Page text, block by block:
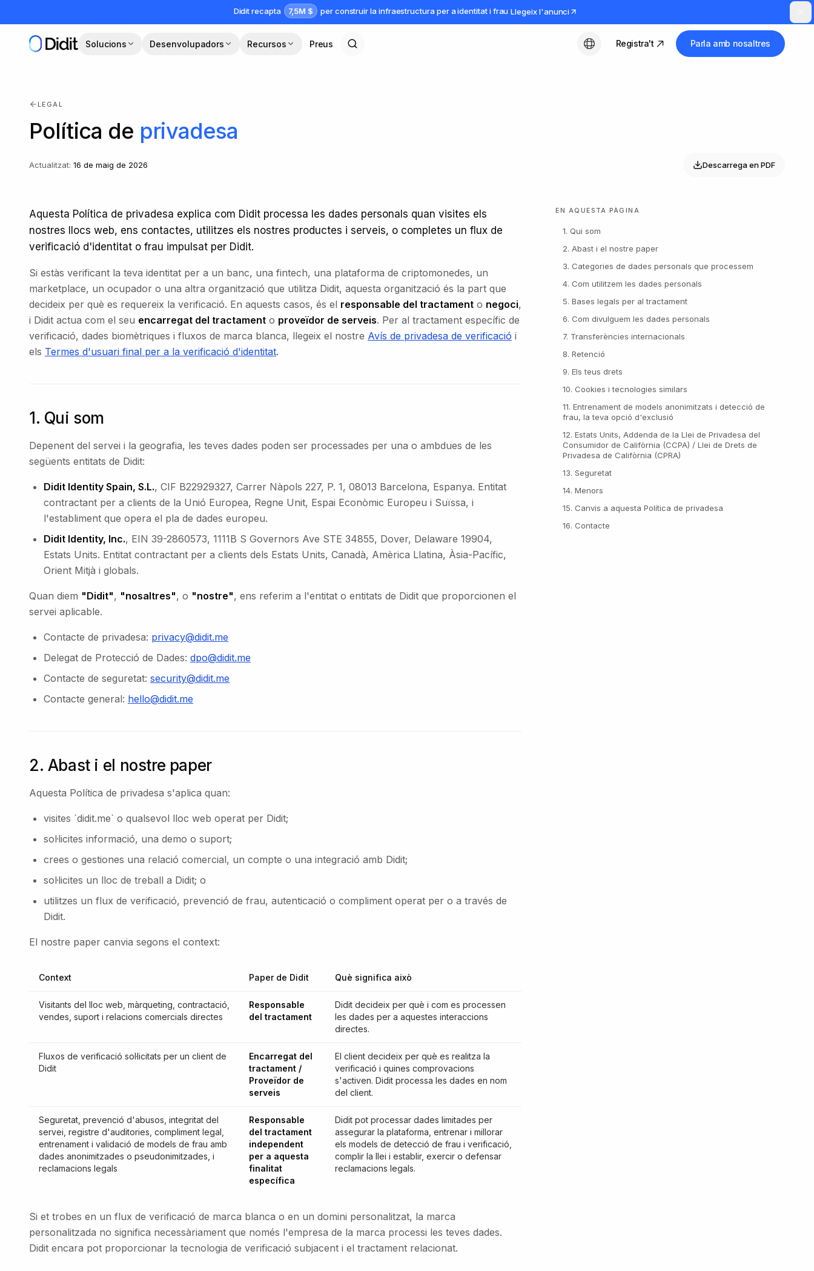
Didit recapta 7,5M $ per construir la infraestructura per a identitat i frau Llegeix l'anunci
Solucions Desenvolupadors Recursos Preus
Català
Registra't Parla amb nosaltres
LEGAL
Política de privadesa
Actualitzat: 16 de maig de 2026 Descarrega en PDF
Aquesta Política de privadesa explica com Didit processa les dades personals quan visites els
nostres llocs web, ens contactes, utilitzes els nostres productes i serveis, o completes un flux de
verificació d'identitat o frau impulsat per Didit.
Si estàs verificant la teva identitat per a un banc, una fintech, una plataforma de criptomonedes, un
marketplace, un ocupador o una altra organització que utilitza Didit, aquesta organització és la part que
decideix per què es requereix la verificació. En aquests casos, és el responsable del tractament o negoci,
i Didit actua com el seu encarregat del tractament o proveïdor de serveis. Per al tractament específic de
verificació, dades biomètriques i fluxos de marca blanca, llegeix el nostre Avís de privadesa de verificació i
els Termes d'usuari final per a la verificació d'identitat.
1. Qui som
Depenent del servei i la geografia, les teves dades poden ser processades per una o ambdues de les
següents entitats de Didit:
Didit Identity Spain, S.L., CIF B22929327, Carrer Nàpols 227, P. 1, 08013 Barcelona, Espanya. Entitat
contractant per a clients de la Unió Europea, Regne Unit, Espai Econòmic Europeu i Suïssa, i
l'establiment que opera el pla de dades europeu.
Didit Identity, Inc., EIN 39-2860573, 1111B S Governors Ave STE 34855, Dover, Delaware 19904,
Estats Units. Entitat contractant per a clients dels Estats Units, Canadà, Amèrica Llatina, Àsia-Pacífic,
Orient Mitjà i globals.
Quan diem "Didit", "nosaltres", o "nostre", ens referim a l'entitat o entitats de Didit que proporcionen el
servei aplicable.
Contacte de privadesa: privacy@didit.me
Delegat de Protecció de Dades: dpo@didit.me
Contacte de seguretat: security@didit.me
Contacte general: hello@didit.me
2. Abast i el nostre paper
Aquesta Política de privadesa s'aplica quan:
visites `didit.me` o qualsevol lloc web operat per Didit;
sol·licites informació, una demo o suport;
crees o gestiones una relació comercial, un compte o una integració amb Didit;
sol·licites un lloc de treball a Didit; o
utilitzes un flux de verificació, prevenció de frau, autenticació o compliment operat per o a través de
Didit.
El nostre paper canvia segons el context:
Context Paper de Didit Què significa això
Visitants del lloc web, màrqueting, contractació,
vendes, suport i relacions comercials directes
Responsable
del tractament
Didit decideix per què i com es processen
les dades per a aquestes interaccions
directes.
Fluxos de verificació sol·licitats per un client de
Didit
Encarregat del
tractament /
Proveïdor de
serveis
El client decideix per què es realitza la
verificació i quines comprovacions
s'activen. Didit processa les dades en nom
del client.
Seguretat, prevenció d'abusos, integritat del
servei, registre d'auditories, compliment legal,
entrenament i validació de models de frau amb
dades anonimitzades o pseudonimitzades, i
reclamacions legals
Responsable
del tractament
independent
per a aquesta
finalitat
específica
Didit pot processar dades limitades per
assegurar la plataforma, entrenar i millorar
els models de detecció de frau i verificació,
complir la llei i establir, exercir o defensar
reclamacions legals.
Si et trobes en un flux de verificació de marca blanca o en un domini personalitzat, la marca
personalitzada no significa necessàriament que només l'empresa de la marca processi les teves dades.
Didit encara pot proporcionar la tecnologia de verificació subjacent i el tractament relacionat.
EN AQUESTA PÀGINA
1. Qui som
2. Abast i el nostre paper
3. Categories de dades personals que processem
4. Com utilitzem les dades personals
5. Bases legals per al tractament
6. Com divulguem les dades personals
7. Transferències internacionals
8. Retenció
9. Els teus drets
10. Cookies i tecnologies similars
11. Entrenament de models anonimitzats i detecció de
frau, la teva opció d'exclusió
12. Estats Units, Addenda de la Llei de Privadesa del
Consumidor de Califòrnia (CCPA) / Llei de Drets de
Privadesa de Califòrnia (CPRA)
13. Seguretat
14. Menors
15. Canvis a aquesta Política de privadesa
16. Contacte